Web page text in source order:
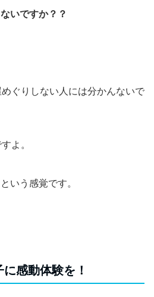
いですか？？
ぐりしない人には分かんないで
よ。
いう感覚です。
感動体験を！